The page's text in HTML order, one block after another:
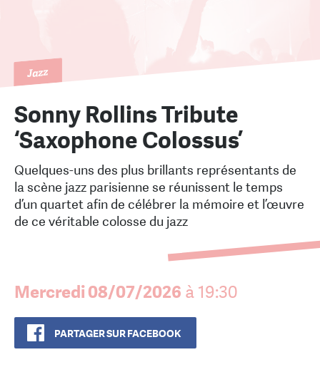
Jazz
Sonny Rollins Tribute
‘Saxophone Colossus’
Quelques-uns des plus brillants représentants de
la scène jazz parisienne se réunissent le temps
d’un quartet afin de célébrer la mémoire et l’œuvre
de ce véritable colosse du jazz
Mercredi 08/07/2026 à 19:30
PARTAGER SUR FACEBOOK